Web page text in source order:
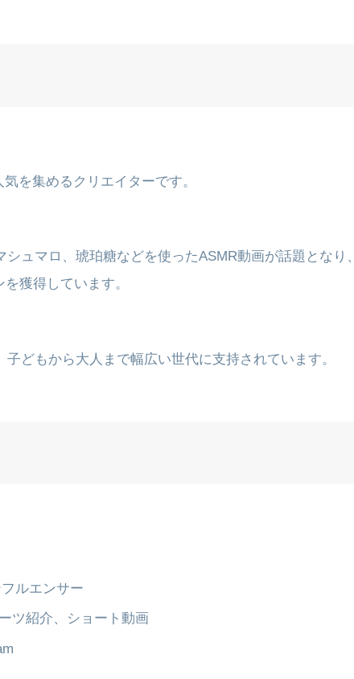
を集めるクリエイターです。
ュマロ、琥珀糖などを使ったASMR動画が話題となり、
獲得しています。
どもから大人まで幅広い世代に支持されています。
ルエンサー
ツ紹介、ショート動画